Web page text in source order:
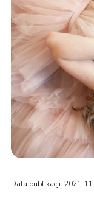
Data publikacji: 2021-